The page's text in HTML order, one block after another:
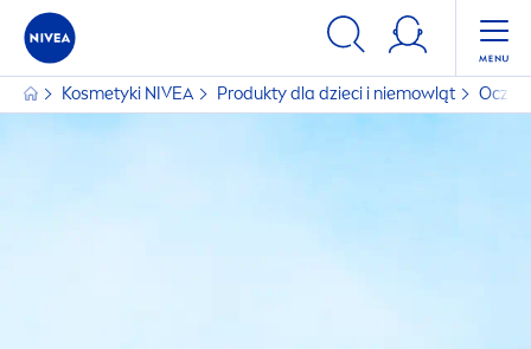
Kosmetyki NIVEA Produkty dla dzieci i niemowląt